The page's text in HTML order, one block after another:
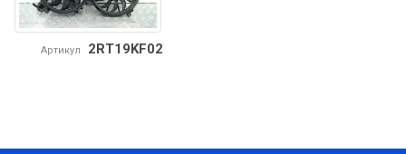
Артикул 2RT19KF02